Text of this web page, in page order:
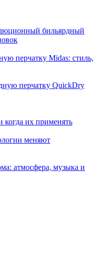
бильярдный
перчатку Midas: стиль,
перчатку QuickDry
когда их применять
меняют
атмосфера, музыка и